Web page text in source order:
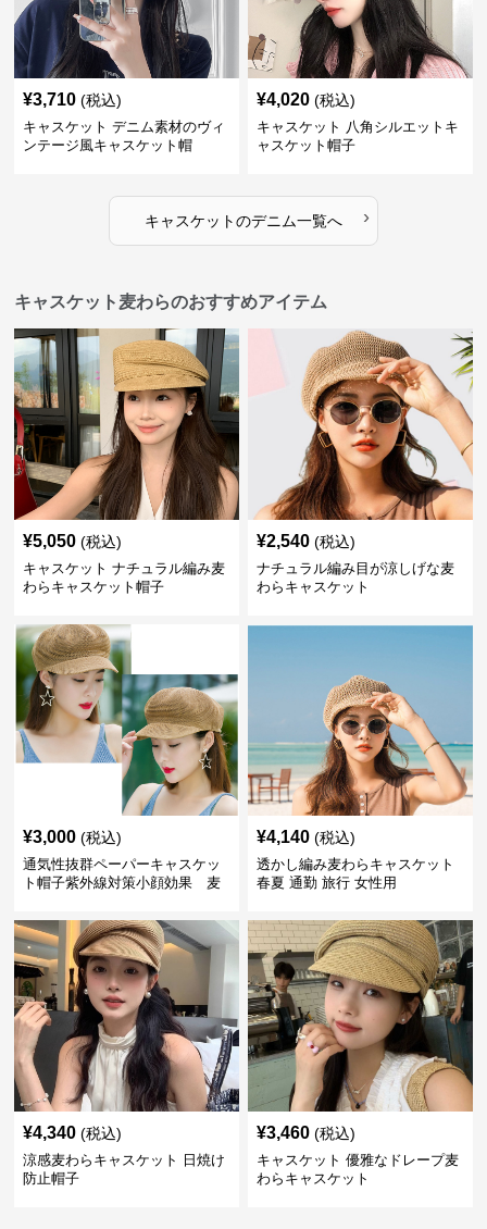
¥3,710 (税込)
キャスケット デニム素材のヴィ
ンテージ風キャスケット帽
¥4,020 (税込)
キャスケット 八角シルエットキ
ャスケット帽子
キャスケットのデニム一覧へ ›
キャスケット麦わらのおすすめアイテム
¥5,050 (税込)
キャスケット ナチュラル編み麦
わらキャスケット帽子
¥2,540 (税込)
ナチュラル編み目が涼しげな麦
わらキャスケット
¥3,000 (税込)
通気性抜群ペーパーキャスケッ
ト帽子紫外線対策小顔効果 麦
¥4,140 (税込)
透かし編み麦わらキャスケット
春夏 通勤 旅行 女性用
¥4,340 (税込)
涼感麦わらキャスケット 日焼け
防止帽子
¥3,460 (税込)
キャスケット 優雅なドレープ麦
わらキャスケット